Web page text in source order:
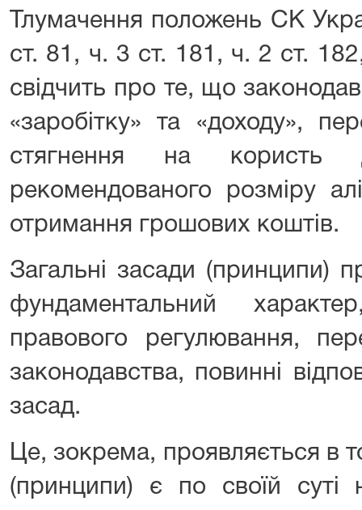
Тлумачення положень СК
ст. 81, ч. 3 ст. 181, ч. 2 ст.
свідчить про те, що
«заробітку» та «доходу»,
стягнення на користь
рекомендованого розміру
отримання грошових коштів.
Загальні засади (принципи)
фундаментальний
правового регулювання,
законодавства, повинні
засад.
Це, зокрема, проявляється в
(принципи) є по своїй суті